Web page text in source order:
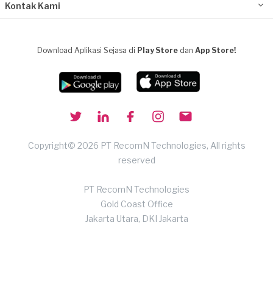
Kontak Kami
Download Aplikasi Sejasa di Play Store dan App Store!
Copyright© 2026 PT RecomN Technologies, All rights
reserved
PT RecomN Technologies
Gold Coast Office
Jakarta Utara, DKI Jakarta